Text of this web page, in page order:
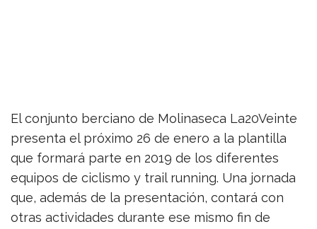
El conjunto berciano de Molinaseca La20Veinte
presenta el próximo 26 de enero a la plantilla
que formará parte en 2019 de los diferentes
equipos de ciclismo y trail running. Una jornada
que, además de la presentación, contará con
otras actividades durante ese mismo fin de